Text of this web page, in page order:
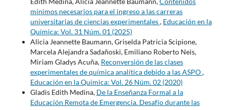
mínimos necesarios para el ingreso a las carreras
universitarias de ciencias experimentales, Educación en la
Química: Vol. 31 Núm. 01 (2025)
Alicia Jeannette Baumann, Griselda Patricia Scipione,
Marcela Alejandra Sadañoski, Emiliano Roberto Neis,
Miriam Gladys Acuña, Reconversión de las clases
experimentales de química analítica debido a las ASPO,
Educación en la Química: Vol. 26 Núm. 02 (2020)
Gladis Edith Medina, De la Enseñanza Formal a la
Educación Remota de Emergencia. Desafío durante las